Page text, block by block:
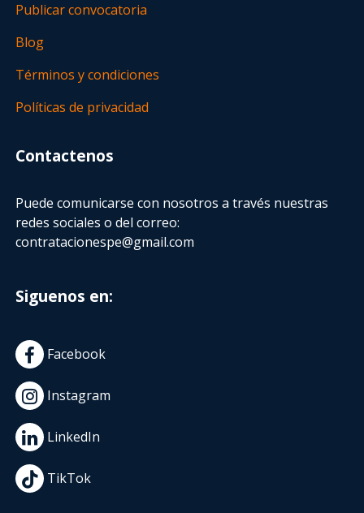
Publicar convocatoria
Blog
Términos y condiciones
Políticas de privacidad
Contactenos
Puede comunicarse con nosotros a través nuestras
redes sociales o del correo:
contratacionespe@gmail.com
Siguenos en:
Facebook
Instagram
LinkedIn
TikTok